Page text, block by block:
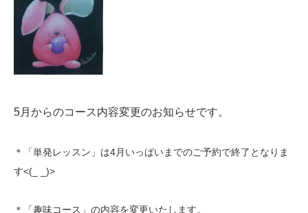
5月からのコース内容変更のお知らせです。
＊「単発レッスン」は4月いっぱいまでのご予約で終了となりま
す<(_ _)>
＊「趣味コース」の内容を変更いたします。